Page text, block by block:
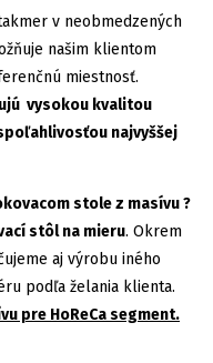
v neobmedzených
našim klientom
miestnosť.
vysokou kvalitou
najvyššej
stole z masívu ?
stôl na mieru. Okrem
aj výrobu iného
podľa želania klienta.
pre HoReCa segment.